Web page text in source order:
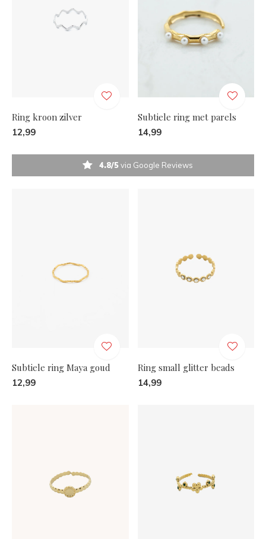
Ring kroon zilver
12,99
Subtiele ring met parels
14,99
4.8/5via Google Reviews
Subtiele ring Maya goud
12,99
Ring small glitter beads
14,99